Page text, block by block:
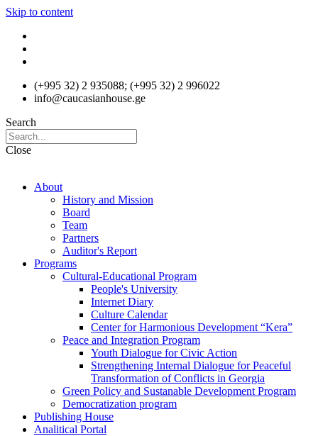
Skip to content
(+995 32) 2 935088; (+995 32) 2 996022
info@caucasianhouse.ge
Search
Close
About
History and Mission
Board
Team
Partners
Auditor's Report
Programs
Cultural-Educational Program
People's University
Internet Diary
Culture Calendar
Center for Harmonious Development “Kera”
Peace and Integration Program
Youth Dialogue for Civic Action
Strengthening Internal Dialogue for Peaceful
Transformation of Conflicts in Georgia
Green Policy and Sustanable Development Program
Democratization program
Publishing House
Analitical Portal